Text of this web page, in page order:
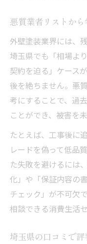
悪質業者リストか
外壁塗装業界には、
埼玉県でも「相場よ
契約を迫る」ケース
後を絶ちません。悪
考にすることで、過
ことができ、被害を
たとえば、工事後に
レードを偽って低品
た失敗を避けるには
化」や「保証内容の
チェック」が不可欠
相談できる消費生活
埼玉県の口コミで